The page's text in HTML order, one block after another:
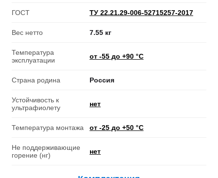
ГОСТ ТУ 22.21.29-006-52715257-2017
Вес нетто 7.55 кг
Температура
эксплуатации
от -55 до +90 °С
Страна родина Россия
Устойчивость к
ультрафиолету
нет
Температура монтажа от -25 до +50 °С
Не поддерживающие
горение (нг)
нет